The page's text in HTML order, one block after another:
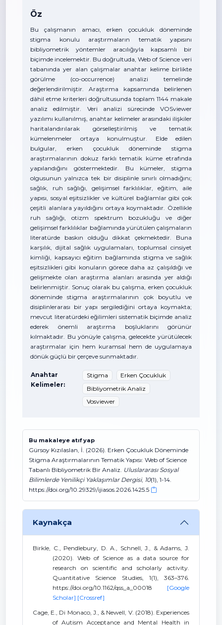
Öz
Bu çalışmanın amacı, erken çocukluk döneminde
stigma konulu araştırmaların tematik yapısını
bibliyometrik yöntemler aracılığıyla kapsamlı bir
biçimde incelemektir. Bu doğrultuda, Web of Science veri
tabanında yer alan çalışmalar anahtar kelime birlikte
görülme (co-occurrence) analizi temelinde
değerlendirilmiştir. Araştırma kapsamında belirlenen
dâhil etme kriterleri doğrultusunda toplam 1144 makale
analiz edilmiştir. Veri analizi sürecinde VOSviewer
yazılımı kullanılmış, anahtar kelimeler arasındaki ilişkiler
haritalandırılarak görselleştirilmiş ve tematik
kümelenmeler ortaya konulmuştur. Elde edilen
bulgular, erken çocukluk döneminde stigma
araştırmalarının dokuz farklı tematik küme etrafında
yapılandığını göstermektedir. Bu kümeler, stigma
olgusunun yalnızca tek bir disiplinle sınırlı olmadığını;
sağlık, ruh sağlığı, gelişimsel farklılıklar, eğitim, aile
yapısı, sosyal eşitsizlikler ve kültürel bağlamlar gibi çok
çeşitli alanlara yayıldığını ortaya koymaktadır. Özellikle
ruh sağlığı, otizm spektrum bozukluğu ve diğer
gelişimsel farklılıklar bağlamında yürütülen çalışmaların
literatürde baskın olduğu dikkat çekmektedir. Buna
karşılık, dijital sağlık uygulamaları, toplumsal cinsiyet
kimliği, kapsayıcı eğitim bağlamında stigma ve sağlık
eşitsizlikleri gibi konuların görece daha az çalışıldığı ve
gelişmekte olan araştırma alanları arasında yer aldığı
belirlenmiştir. Sonuç olarak bu çalışma, erken çocukluk
döneminde stigma araştırmalarının çok boyutlu ve
disiplinlerarası bir yapı sergilediğini ortaya koymakta;
mevcut literatürdeki eğilimleri sistematik biçimde analiz
ederek önemli araştırma boşluklarını görünür
kılmaktadır. Bu yönüyle çalışma, gelecekte yürütülecek
araştırmalar için hem kuramsal hem de uygulamaya
dönük güçlü bir çerçeve sunmaktadır.
Anahtar
Kelimeler:
Stigma
Erken Çocukluk
Bibliyometrik Analiz
Vosviewer
Bu makaleye atıf yap
Gürsoy Kızılaslan, İ. (2026). Erken Çocukluk Döneminde
Stigma Araştırmalarının Tematik Yapısı: Web of Science
Tabanlı Bibliyometrik Bir Analiz. Uluslararası Sosyal
Bilimlerde Yenilikçi Yaklaşımlar Dergisi, 10(1), 1-14.
https://doi.org/10.29329/ijiasos.2026.1425.5
Kaynakça
Birkle, C., Pendlebury, D. A., Schnell, J., & Adams, J.
(2020). Web of Science as a data source for
research on scientific and scholarly activity.
Quantitative Science Studies, 1(1), 363–376.
https://doi.org/10.1162/qss_a_00018 [Google
Scholar] [Crossref]
Cage, E., Di Monaco, J., & Newell, V. (2018). Experiences
of Autism Acceptance and Mental Health in